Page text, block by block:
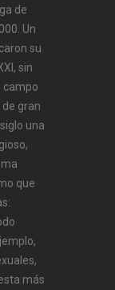
de
Un
su
sin
campo
gran
una
que
más